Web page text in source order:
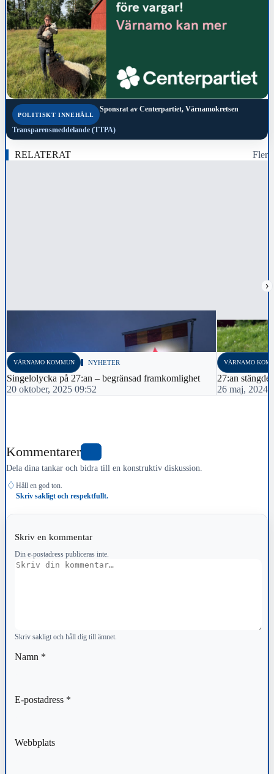
POLITISKT INNEHÅLL
Sponsrat av Centerpartiet, Värnamokretsen
Transparensmeddelande (TTPA)
RELATERAT Fler
›
VÄRNAMO KOMMUN NYHETER
Singelolycka på 27:an – begränsad framkomlighet
20 oktober, 2025 09:52
VÄRNAMO
27:an
26 maj, 2024
Kommentarer
Dela dina tankar och bidra till en konstruktiv diskussion.
♢ Håll en god ton.
Skriv sakligt och respektfullt.
Skriv en kommentar
Din e-postadress publiceras inte.
Kommentar
Skriv sakligt och håll dig till ämnet.
Namn *
E-postadress *
Webbplats